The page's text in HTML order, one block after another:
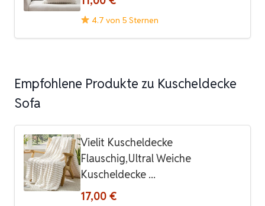
4.7 von 5 Sternen
Empfohlene Produkte zu Kuscheldecke
Sofa
Vielit Kuscheldecke
Flauschig,Ultral Weiche
Kuscheldecke ...
17,00 €